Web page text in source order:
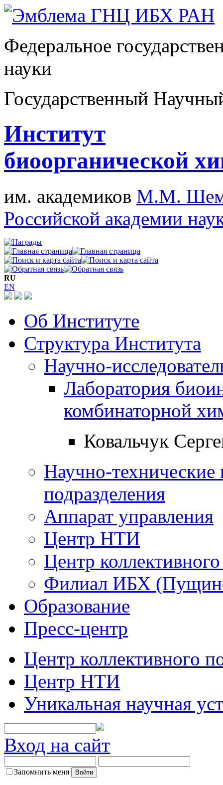
Федеральное
науки
Государственный
Институт
биоорганической
им. академиков М.М.
Российской академии
RU
EN
Об Институте
Структура Института
Научно-
Лаборатория
комбинаторной
Ковальчук
Научно-технические
подразделения
Аппарат управления
Центр НТИ
Центр
Филиал ИБХ
Образование
Пресс-центр
Центр коллективного
Центр НТИ
Уникальная научная
Вход на сайт
Запомнить меня